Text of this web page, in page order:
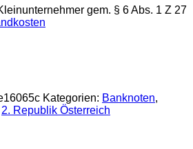
gem. § 6 Abs. 1 Z 27
Kategorien: Banknoten,
2. Republik Österreich